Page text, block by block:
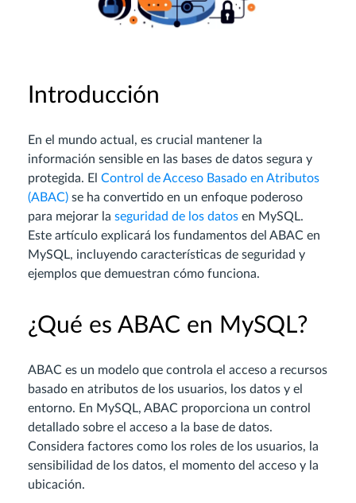
Introducción
En el mundo actual, es crucial mantener la
información sensible en las bases de datos segura y
protegida. El Control de Acceso Basado en Atributos
(ABAC) se ha convertido en un enfoque poderoso
para mejorar la seguridad de los datos en MySQL.
Este artículo explicará los fundamentos del ABAC en
MySQL, incluyendo características de seguridad y
ejemplos que demuestran cómo funciona.
¿Qué es ABAC en MySQL?
ABAC es un modelo que controla el acceso a recursos
basado en atributos de los usuarios, los datos y el
entorno. En MySQL, ABAC proporciona un control
detallado sobre el acceso a la base de datos.
Considera factores como los roles de los usuarios, la
sensibilidad de los datos, el momento del acceso y la
ubicación.